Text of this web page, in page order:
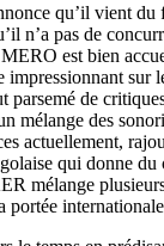
qu’il vient du
n’a pas de
est bien
impressionnant sur
parsemé de
mélange des
actuellement,
qui donne du
mélange
portée